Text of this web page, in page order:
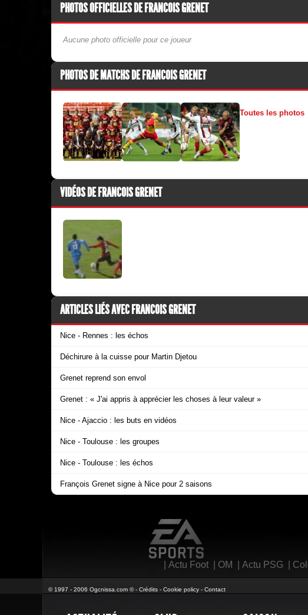
PHOTOS OFFICIELLES DE FRANCOIS GRENET
Aucune photo officielle pour ce joueur
PHOTOS DE MATCHS DE FRANCOIS GRENET
Toutes les photos
VIDÉOS DE FRANCOIS GRENET
ARTICLES LIÉS AVEC FRANCOIS GRENET
Nice - Rennes : les échos
Déchirure à la cuisse pour Martin Djetou
Grenet reprend son envol
Grenet : « J'ai appris à apprécier les choses à leur valeur »
Nice - Ajaccio : les buts en vidéos
Nice - Toulouse : les groupes
Nice - Toulouse : les échos
François Grenet signe à Nice pour 2 saisons
Actu Foot| OM Actu PSG|
© 1997 - 2006 Ogcnissa.com © - Crédits - Cookie policy - Contact